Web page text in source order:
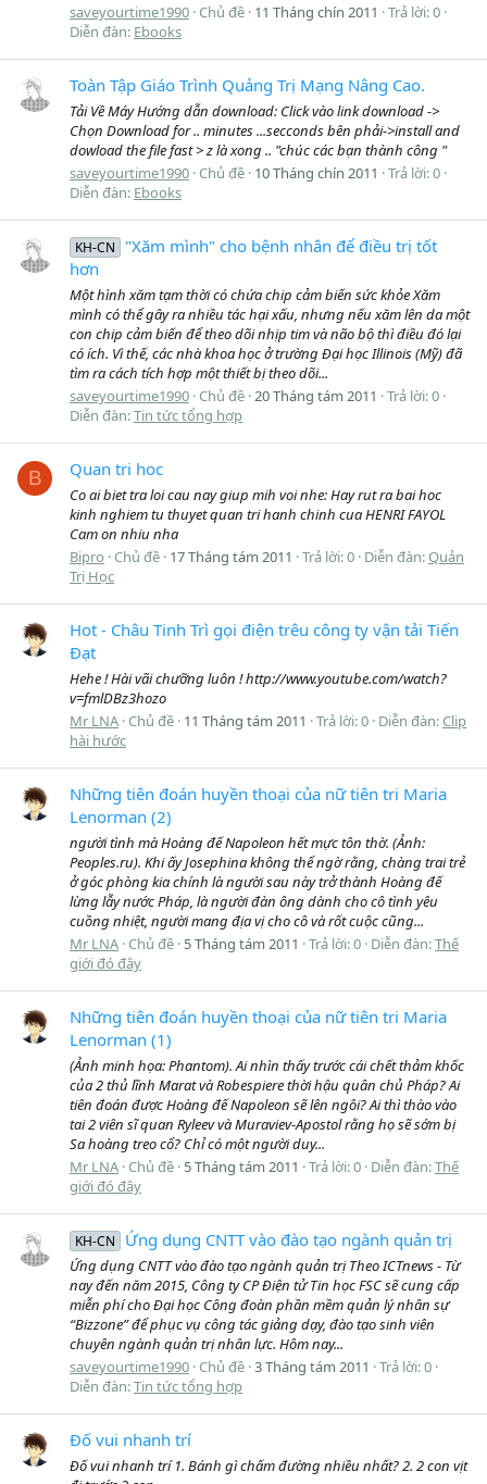
saveyourtime1990 Chủ đề 11 Tháng chín 2011
Trả lời: 0
Diễn đàn: Ebooks
Toàn Tập Giáo Trình Quảng Trị Mạng Nâng Cao.
Tải Về Máy Hướng dẫn download: Click vào link download ->
Chọn Download for .. minutes ...secconds bên phải->install and
dowload the file fast > z là xong .. "chúc các bạn thành công "
saveyourtime1990 Chủ đề 10 Tháng chín 2011
Trả lời: 0
Diễn đàn: Ebooks
KH-CN
"Xăm mình" cho bệnh nhân để điều trị tốt
hơn
Một hình xăm tạm thời có chứa chip cảm biến sức khỏe Xăm
mình có thể gây ra nhiều tác hại xấu, nhưng nếu xăm lên da một
con chip cảm biến để theo dõi nhịp tim và não bộ thì điều đó lại
có ích. Vì thế, các nhà khoa học ở trường Đại học Illinois (Mỹ) đã
tìm ra cách tích hợp một thiết bị theo dõi...
saveyourtime1990 Chủ đề 20 Tháng tám 2011
Trả lời: 0
Diễn đàn:Tin tức tổng hợp
B Quan tri hoc
Co ai biet tra loi cau nay giup mih voi nhe: Hay rut ra bai hoc
kinh nghiem tu thuyet quan tri hanh chinh cua HENRI FAYOL
Cam on nhiu nha
Bipro Chủ đề 17 Tháng tám 2011 Trả lời: 0 Diễn đàn:Quản
Trị Học
Hot - Châu Tinh Trì gọi điện trêu công ty vận tải Tiến
Đạt
Hehe ! Hài vãi chưỡng luôn ! http://www.youtube.com/watch?
v=fmlDBz3hozo
Mr LNA Chủ đề 11 Tháng tám 2011 Trả lời: 0 Diễn đàn:Clip
hài hước
Những tiên đoán huyền thoại của nữ tiên tri Maria
Lenorman (2)
người tình mà Hoàng đế Napoleon hết mực tôn thờ. (Ảnh:
Peoples.ru). Khi ấy Josephina không thể ngờ rằng, chàng trai trẻ
ở góc phòng kia chính là người sau này trở thành Hoàng đế
lừng lẫy nước Pháp, là người đàn ông dành cho cô tình yêu
cuồng nhiệt, người mang địa vị cho cô và rốt cuộc cũng...
Mr LNA Chủ đề 5 Tháng tám 2011 Trả lời: 0 Diễn đàn:Thế
giới đó đây
Những tiên đoán huyền thoại của nữ tiên tri Maria
Lenorman (1)
(Ảnh minh họa: Phantom). Ai nhìn thấy trước cái chết thảm khốc
của 2 thủ lĩnh Marat và Robespiere thời hậu quân chủ Pháp? Ai
tiên đoán được Hoàng đế Napoleon sẽ lên ngôi? Ai thì thào vào
tai 2 viên sĩ quan Ryleev và Muraviev-Apostol rằng họ sẽ sớm bị
Sa hoàng treo cổ? Chỉ có một người duy...
Mr LNA Chủ đề 5 Tháng tám 2011 Trả lời: 0 Diễn đàn:Thế
giới đó đây
KH-CN Ứng dụng CNTT vào đào tạo ngành quản trị
Ứng dụng CNTT vào đào tạo ngành quản trị Theo ICTnews - Từ
nay đến năm 2015, Công ty CP Điện tử Tin học FSC sẽ cung cấp
miễn phí cho Đại học Công đoàn phần mềm quản lý nhân sự
“Bizzone” để phục vụ công tác giảng dạy, đào tạo sinh viên
chuyên ngành quản trị nhân lực. Hôm nay...
saveyourtime1990 Chủ đề 3 Tháng tám 2011
Trả lời: 0
Diễn đàn:Tin tức tổng hợp
Đố vui nhanh trí
Đố vui nhanh trí 1. Bánh gì chấm đường nhiều nhất? 2. 2 con vịt